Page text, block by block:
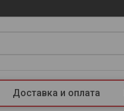
Доставка и оплата